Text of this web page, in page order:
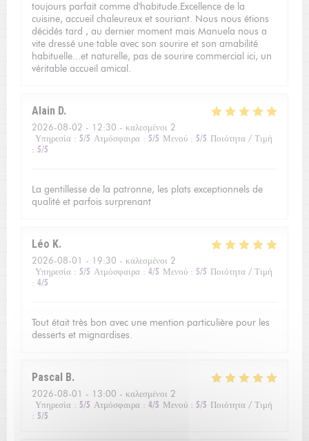
toujours parfait comme d'habitude.Excellence de la
cuisine, accueil chaleureux et souriant. Nous nous étions
décidés tard , au dernier moment mais Manuela nous a
vite dressé une table avec son sourire et son amabilité
habituelle...et naturelle, pas de sourire commercial ici, un
véritable accueil amical.
Alain D
2026-08-02 - 12:30 - καλεσμένοι 2
Υπηρεσία : 5/5 Ατμόσφαιρα : 5/5 Μενού : 5/5 Ποιότητα / Τιμή
: 5/5
La gentillesse de la patronne, les plats exceptionnels de
qualité et parfois surprenant
Léo K
2026-08-01 - 19:30 - καλεσμένοι 2
Υπηρεσία : 5/5 Ατμόσφαιρα : 4/5 Μενού : 5/5 Ποιότητα / Τιμή
: 4/5
Tout était très bon avec une mention particulière pour les
desserts et mignardises.
Pascal B
2026-08-01 - 13:00 - καλεσμένοι 2
Υπηρεσία : 5/5 Ατμόσφαιρα : 4/5 Μενού : 5/5 Ποιότητα / Τιμή
: 5/5